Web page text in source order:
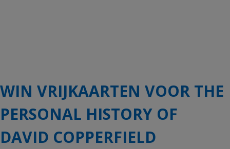
WIN VRIJKAARTEN VOOR THE
PERSONAL HISTORY OF
DAVID COPPERFIELD